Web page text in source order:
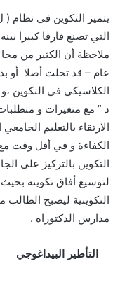
يتميز التكوين في نظام
التي تصنع فارقا كبيرا
ملاحظة أن الكثير من
عام – قد تخلت أصلا أو
الكلاسيكي في التكوين
د ” مع متغيرات و
الارتقاء بالتعليم
الكفاءة و في أقل وقت
التكوين بالتركيز على
لتوسيع أفاق تكوينه
التكوينية ليصبح الطالب
مدارس الدكتوراه .
التأطير البيداغوجي